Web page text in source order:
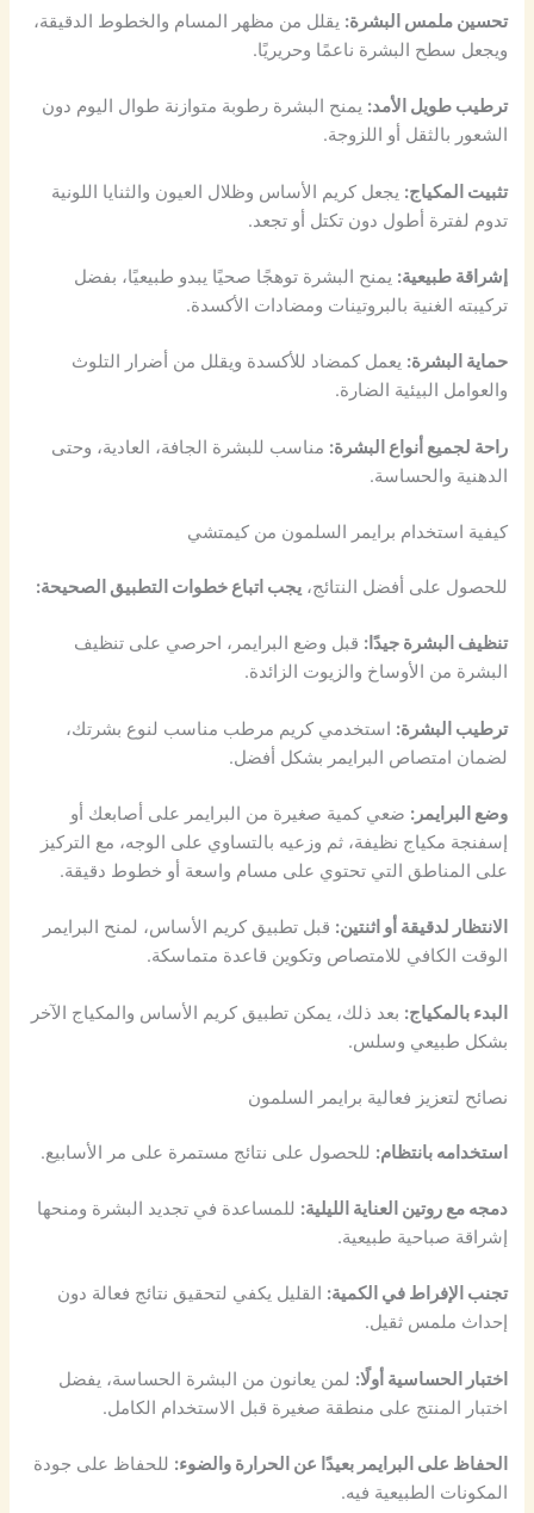
تحسين ملمس البشرة: يقلل من مظهر المسام والخطوط الدقيقة،
ويجعل سطح البشرة ناعمًا وحريريًا.
ترطيب طويل الأمد: يمنح البشرة رطوبة متوازنة طوال اليوم دون
الشعور بالثقل أو اللزوجة.
تثبيت المكياج: يجعل كريم الأساس وظلال العيون والثنايا اللونية
تدوم لفترة أطول دون تكتل أو تجعد.
إشراقة طبيعية: يمنح البشرة توهجًا صحيًا يبدو طبيعيًا، بفضل
تركيبته الغنية بالبروتينات ومضادات الأكسدة.
حماية البشرة: يعمل كمضاد للأكسدة ويقلل من أضرار التلوث
والعوامل البيئية الضارة.
راحة لجميع أنواع البشرة: مناسب للبشرة الجافة، العادية، وحتى
الدهنية والحساسة.
كيفية استخدام برايمر السلمون من كيمتشي
للحصول على أفضل النتائج،يجب اتباع خطوات التطبيق الصحيحة:
تنظيف البشرة جيدًا: قبل وضع البرايمر، احرصي على تنظيف
البشرة من الأوساخ والزيوت الزائدة.
ترطيب البشرة: استخدمي كريم مرطب مناسب لنوع بشرتك،
لضمان امتصاص البرايمر بشكل أفضل.
وضع البرايمر: ضعي كمية صغيرة من البرايمر على أصابعك أو
إسفنجة مكياج نظيفة، ثم وزعيه بالتساوي على الوجه، مع التركيز
على المناطق التي تحتوي على مسام واسعة أو خطوط دقيقة.
الانتظار لدقيقة أو اثنتين: قبل تطبيق كريم الأساس، لمنح البرايمر
الوقت الكافي للامتصاص وتكوين قاعدة متماسكة.
البدء بالمكياج: بعد ذلك، يمكن تطبيق كريم الأساس والمكياج الآخر
بشكل طبيعي وسلس.
نصائح لتعزيز فعالية برايمر السلمون
استخدامه بانتظام: للحصول على نتائج مستمرة على مر الأسابيع.
دمجه مع روتين العناية الليلية: للمساعدة في تجديد البشرة ومنحها
إشراقة صباحية طبيعية.
تجنب الإفراط في الكمية: القليل يكفي لتحقيق نتائج فعالة دون
إحداث ملمس ثقيل.
اختبار الحساسية أولًا: لمن يعانون من البشرة الحساسة، يفضل
اختبار المنتج على منطقة صغيرة قبل الاستخدام الكامل.
الحفاظ على البرايمر بعيدًا عن الحرارة والضوء: للحفاظ على جودة
المكونات الطبيعية فيه.